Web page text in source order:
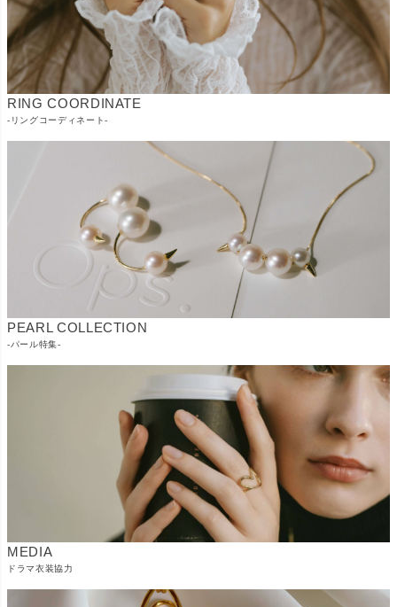
RING COORDINATE
-リングコーディネート-
PEARL COLLECTION
-パール特集-
MEDIA
ドラマ衣装協力